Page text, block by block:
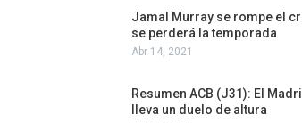
Jamal Murray se rompe el
se perderá la temporada
Abr 14, 2021
Resumen ACB (J31): El
lleva un duelo de altura